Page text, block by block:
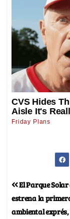
El Parque Solar
estrena la
ambiental